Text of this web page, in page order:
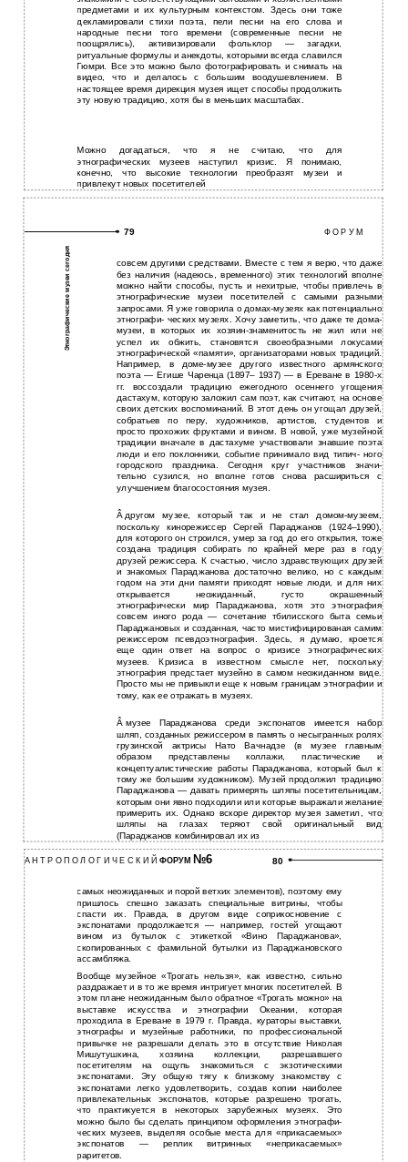
предметами и их культурным контекстом. Здесь они тоже
декламировали стихи поэта, пели песни на его слова и
народные песни того времени (современные песни не
поощрялись), активизировали фольклор — загадки,
ритуальные формулы и анекдоты, которыми всегда славился
Гюмри. Все это можно было фотографировать и снимать на
видео, что и делалось с большим воодушевлением. В
настоящее время дирекция музея ищет способы продолжить
эту новую традицию, хотя бы в меньших масштабах.
Можно догадаться, что я не считаю, что для
этнографических музеев наступил кризис. Я понимаю,
конечно, что высокие технологии преобразят музеи и
привлекут новых посетителей
Этнографические музеи сегодня
79 Ф О Р У М
совсем другими средствами. Вместе с тем я верю, что даже
без наличия (надеюсь, временного) этих технологий вполне
можно найти способы, пусть и нехитрые, чтобы привлечь в
этнографические музеи посетителей с самыми разными
запросами. Я уже говорила о домах-музеях как потенциально
этнографи- ческих музеях. Хочу заметить, что даже те дома-
музеи, в которых их хозяин-знаменитость не жил или не
успел их обжить, становятся своеобразными локусами
этнографической «памяти», организаторами новых традиций.
Например, в доме-музее другого известного армянского
поэта — Егише Чаренца (1897– 1937) — в Ереване в 1980-х
гг. воссоздали традицию ежегодного осеннего угощения
дастахум, которую заложил сам поэт, как считают, на основе
своих детских воспоминаний. В этот день он угощал друзей,
собратьев по перу, художников, артистов, студентов и
просто прохожих фруктами и вином. В новой, уже музейной
традиции вначале в дастахуме участвовали знавшие поэта
люди и его поклонники, событие принимало вид типич- ного
городского праздника. Сегодня круг участников значи-
тельно сузился, но вполне готов снова расшириться с
улучшением благосостояния музея.
Â другом музее, который так и не сталдомом-музеем,
поскольку кинорежиссер Сергей Параджанов (1924–1990),
для которого он строился, умер за год до его открытия, тоже
создана традиция собирать по крайней мере раз в году
друзей режиссера. К счастью, число здравствующих друзей
и знакомых Параджанова достаточно велико, но с каждым
годом на эти дни памяти приходят новые люди, и для них
открывается неожиданный, густо окрашенный
этнографически мир Параджанова, хотя это этнография
совсем иного рода — сочетание тбилисского быта семьи
Параджановых и созданная, часто мистифицированая самим
режиссером псевдоэтнография. Здесь, я думаю, кроется
еще один ответ на вопрос о кризисе этнографических
музеев. Кризиса в известном смысле нет, поскольку
этнография предстает музейно в самом неожиданном виде.
Просто мы не привыкли еще к новым границам этнографии и
тому, как ее отражать в музеях.
Â музее Параджанова среди экспонатов имеется набор
шляп, созданных режиссером в память о несыгранных ролях
грузинской актрисы Нато Вачнадзе (в музее главным
образом представлены коллажи, пластические и
концептуалистические работы Параджанова, который был к
тому же большим художником). Музей продолжил традицию
Параджанова — давать примерять шляпы посетительницам,
которым они явно подходили или которые выражали желание
примерить их. Однако вскоре директор музея заметил, что
шляпы на глазах теряют свой оригинальный вид
(Параджанов комбинировал их из
А Н Т Р О П О Л О Г И Ч Е С К И ЙФОРУМ №6 80
самых неожиданных и порой ветхих элементов), поэтому ему
пришлось спешно заказать специальные витрины, чтобы
спасти их. Правда, в другом виде соприкосновение с
экспонатами продолжается — например, гостей угощают
вином из бутылок с этикеткой «Вино Параджанова»,
скопированных с фамильной бутылки из Параджановского
ассамбляжа.
Вообще музейное «Трогать нельзя», как известно, сильно
раздражает и в то же время интригует многих посетителей. В
этом плане неожиданным было обратное «Трогать можно» на
выставке искусства и этнографии Океании, которая
проходила в Ереване в 1979 г. Правда, кураторы выставки,
этнографы и музейные работники, по профессиональной
привычке не разрешали делать это в отсутствие Николая
Мишутушкина, хозяина коллекции, разрешавшего
посетителям на ощупь знакомиться с экзотическими
экспонатами. Эту общую тягу к близкому знакомству с
экспонатами легко удовлетворить, создав копии наиболее
привлекательных экспонатов, которые разрешено трогать,
что практикуется в некоторых зарубежных музеях. Это
можно было бы сделать принципом оформления этнографи-
ческих музеев, выделяя особые места для «прикасаемых»
экспонатов — реплик витринных «неприкасаемых»
раритетов.